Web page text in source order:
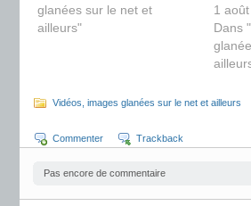
glanées sur le net et
ailleurs"
1 août
Dans
Vidéos, images glanées sur le net et ailleurs
Commenter Trackback
Pas encore de commentaire